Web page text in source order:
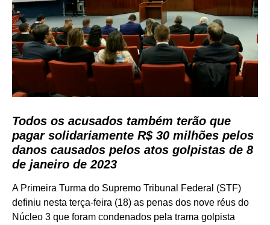
Todos os acusados também terão que
pagar solidariamente R$ 30 milhões pelos
danos causados pelos atos golpistas de 8
de janeiro de 2023
A Primeira Turma do Supremo Tribunal Federal (STF)
definiu nesta terça-feira (18) as penas dos nove réus do
Núcleo 3 que foram condenados pela trama golpista